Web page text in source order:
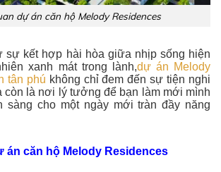
dự án căn hộ Melody Residences
kết hợp hài hòa giữa nhịp sống hiện
xanh mát trong lành,dự án Melody
tân phú không chỉ đem đến sự tiện nghi
còn là nơi lý tưởng để bạn làm mới mình
sàng cho một ngày mới tràn đầy năng
án căn hộ Melody Residences